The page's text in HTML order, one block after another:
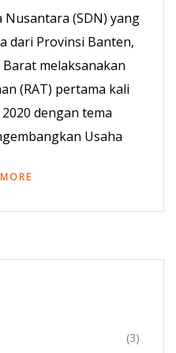
Nusantara (SDN) yang
dari Provinsi Banten,
Barat melaksanakan
(RAT) pertama kali
dengan tema
Usaha
(3)